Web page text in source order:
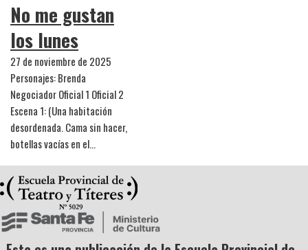
No me gustan
los lunes
27 de noviembre de 2025
Personajes: Brenda
Negociador Oficial 1 Oficial 2
Escena 1: (Una habitación
desordenada. Cama sin hacer,
botellas vacías en el…